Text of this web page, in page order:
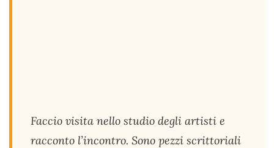
Faccio visita nello studio degli artisti e
racconto l’incontro. Sono pezzi scrittoriali